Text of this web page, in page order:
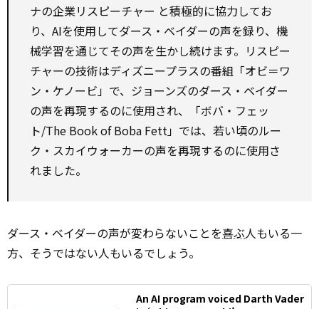
ナの企業リスピーチャー と積極的に協力してお
り、AIを使用してダース・ベイダーの声を録り、機
械学習を通じてその声を生かし続けます。リスピー
チャーの技術はディズニープラスの番組「オビ＝ワ
ン・ケノービ」で、ジョーンズのダース・ベイダー
の声を再現するのに使用され、「ボバ・フェッ
ト/The Book of Boba Fett」では、若い頃のルー
ク・スカイウォーカーの声を再現するのに使用さ
れました。
ダース・ベイダーの声が変わらないことを喜ぶ人もいる一
方、そうではない人もいるでしょう。
An AI program voiced Darth Vader